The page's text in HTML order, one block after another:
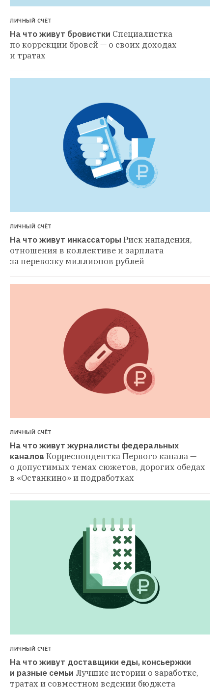
ЛИЧНЫЙ СЧЁТ
На что живут бровистки Специалистка
по коррекции бровей — о своих доходах
и тратах
ЛИЧНЫЙ СЧЁТ
На что живут инкассаторы Риск нападения,
отношения в коллективе и зарплата
за перевозку миллионов рублей
ЛИЧНЫЙ СЧЁТ
На что живут журналисты федеральных
каналов Корреспондентка Первого канала —
о допустимых темах сюжетов, дорогих обедах
в «Останкино» и подработках
ЛИЧНЫЙ СЧЁТ
На что живут доставщики еды, консьержки
и разные семьи Лучшие истории о заработке,
тратах и совместном ведении бюджета